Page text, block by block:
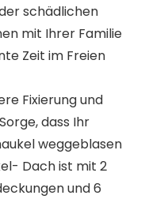
schädlichen
mit Ihrer Familie
Zeit im Freien
Fixierung und
dass Ihr
weggeblasen
Dach ist mit 2
und 6